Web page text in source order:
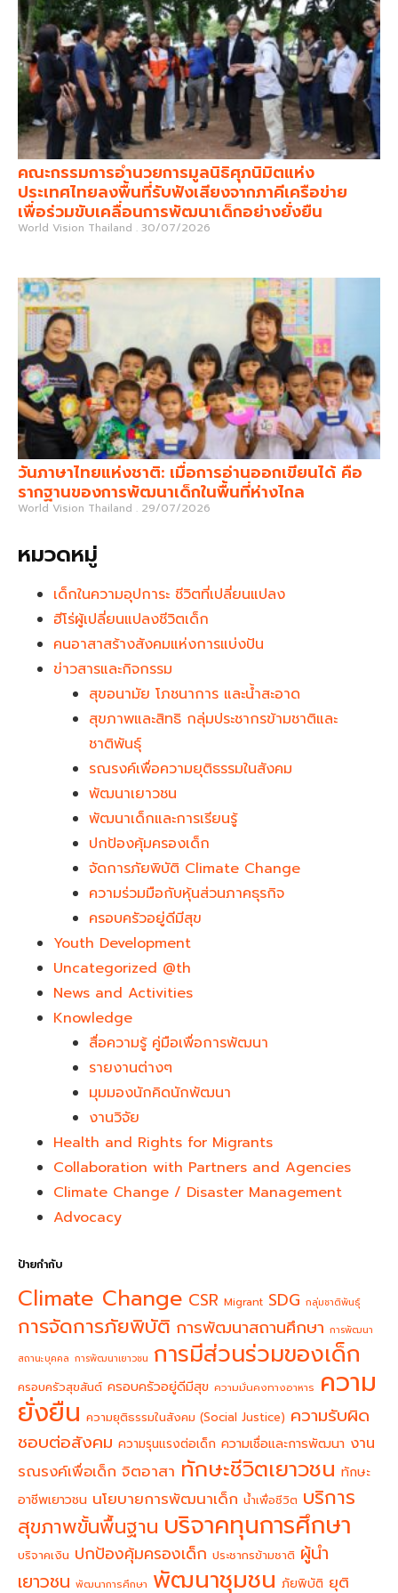
คณะกรรมการอำนวยการมูลนิธิศุภนิมิตแห่ง
ประเทศไทยลงพื้นที่รับฟังเสียงจากภาคีเครือข่าย
เพื่อร่วมขับเคลื่อนการพัฒนาเด็กอย่างยั่งยืน
World Vision Thailand 30/07/2026
วันภาษาไทยแห่งชาติ: เมื่อการอ่านออกเขียนได้ คือ
รากฐานของการพัฒนาเด็กในพื้นที่ห่างไกล
World Vision Thailand 29/07/2026
หมวดหมู่
เด็กในความอุปการะ ชีวิตที่เปลี่ยนแปลง
ฮีโร่ผู้เปลี่ยนแปลงชีวิตเด็ก
คนอาสาสร้างสังคมแห่งการแบ่งปัน
ข่าวสารและกิจกรรม
สุขอนามัย โภชนาการ และน้ำสะอาด
สุขภาพและสิทธิ กลุ่มประชากรข้ามชาติและ
ชาติพันธุ์
รณรงค์เพื่อความยุติธรรมในสังคม
พัฒนาเยาวชน
พัฒนาเด็กและการเรียนรู้
ปกป้องคุ้มครองเด็ก
จัดการภัยพิบัติ Climate Change
ความร่วมมือกับหุ้นส่วนภาคธุรกิจ
ครอบครัวอยู่ดีมีสุข
Youth Development​
Uncategorized @th
News and Activities
Knowledge
สื่อความรู้ คู่มือเพื่อการพัฒนา
รายงานต่างๆ
มุมมองนักคิดนักพัฒนา
งานวิจัย
Health and Rights for Migrants
Collaboration with Partners and Agencies
Climate Change / Disaster Management
Advocacy
ป้ายกำกับ
Climate Change CSR Migrant SDG กลุ่มชาติพันธุ์
การจัดการภัยพิบัติ การพัฒนาสถานศึกษา การพัฒนา
สถานะบุคคล การพัฒนาเยาวชน การมีส่วนร่วมของเด็ก
ครอบครัวสุขสันต์ ครอบครัวอยู่ดีมีสุข ความมั่นคงทางอาหาร ความ
ยั่งยืน ความยุติธรรมในสังคม (Social Justice) ความรับผิด
ชอบต่อสังคม ความรุนแรงต่อเด็ก ความเชื่อและการพัฒนา งาน
รณรงค์เพื่อเด็ก จิตอาสา ทักษะชีวิตเยาวชน ทักษะ
อาชีพเยาวชน นโยบายการพัฒนาเด็ก น้ำเพื่อชีวิต บริการ
สุขภาพขั้นพื้นฐาน บริจาคทุนการศึกษา
บริจาคเงิน ปกป้องคุ้มครองเด็ก ประชากรข้ามชาติ ผู้นำ
เยาวชน พัฒนาการศึกษา พัฒนาชุมชน ภัยพิบัติ ยุติ